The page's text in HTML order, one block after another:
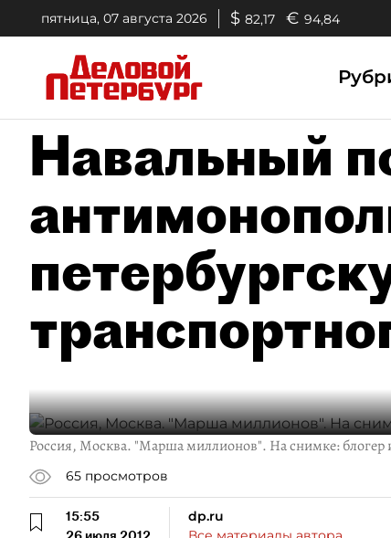
пятница, 07 августа 2026 $ 82,17 € 94,84
Навальный
Россия, Москва. "Марша миллионов". На снимке: блогер
65 просмотров
15:55
dp.ru